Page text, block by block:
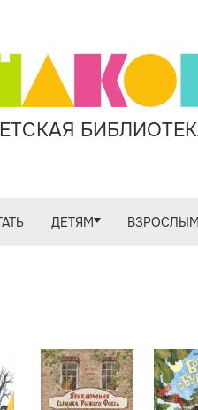
ДЕТЯМ